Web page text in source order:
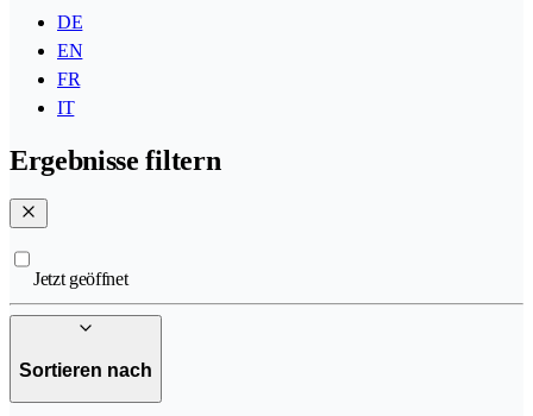
DE
EN
FR
IT
Ergebnisse filtern
Jetzt geöffnet
Sortieren nach